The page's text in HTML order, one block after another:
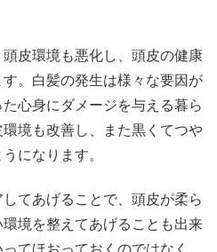
皮環境も悪化し、頭皮の健康
。白髪の発生は様々な要因が
心身にダメージを与える暮ら
境も改善し、また黒くてつや
になります。
てあげることで、頭皮が柔ら
境を整えてあげることも出来